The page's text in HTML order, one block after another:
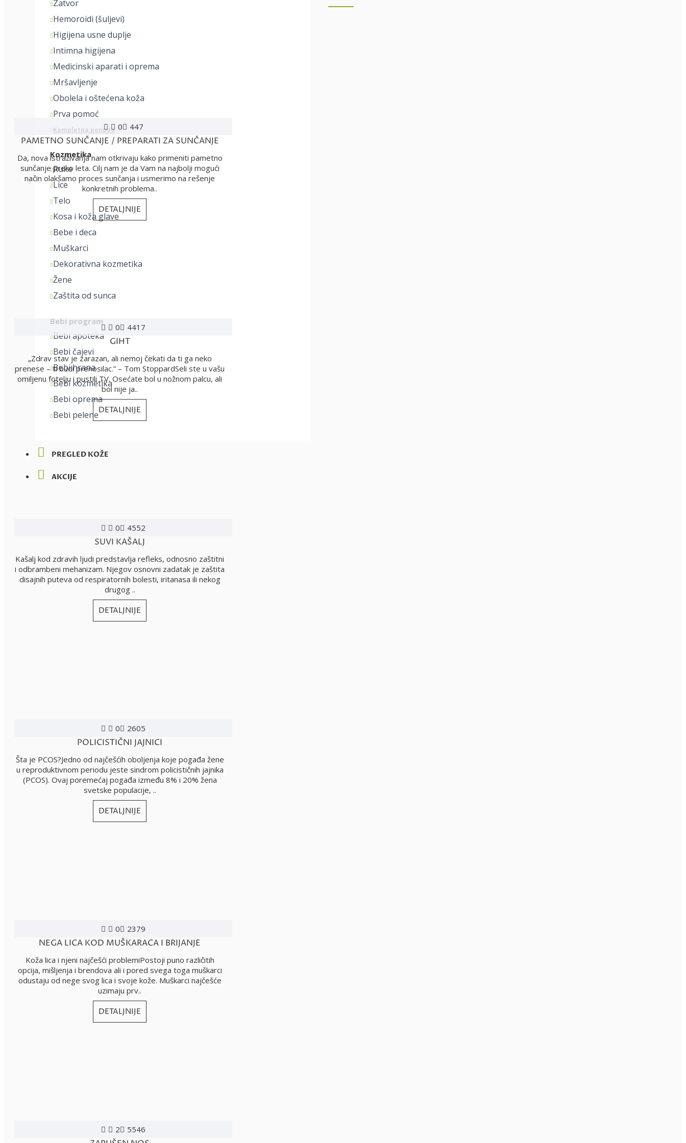
Zatvor
Hemoroidi (šuljevi)
Higijena usne duplje
Intimna higijena
Medicinski aparati i oprema
Mršavljenje
Obolela i oštećena koža
Prva pomoć
Kompletna ponuda
Kozmetika
Ruke
Lice
Telo
Kosa i koža glave
Bebe i deca
Muškarci
Dekorativna kozmetika
Žene
Zaštita od sunca
Bebi program
Bebi apoteka
Bebi čajevi
Bebi hrana
Bebi kozmetika
Bebi oprema
Bebi pelene
PREGLED KOŽE
AKCIJE
0 447
PAMETNO SUNČANJE / PREPARATI ZA SUNČANJE
Da, nova istraživanja nam otkrivaju kako primeniti pametno
sunčanje preko leta. Cilj nam je da Vam na najbolji mogući
način olakšamo proces sunčanja i usmerimo na rešenje
konkretnih problema..
DETALJNIJE
0 4417
GIHT
„Zdrav stav je zarazan, ali nemoj čekati da ti ga neko
prenese – ti budi prenosilac.” – Tom StoppardSeli ste u vašu
omiljenu fotelju i pustili TV. Osećate bol u nožnom palcu, ali
bol nije ja..
DETALJNIJE
0 4552
SUVI KAŠALJ
Kašalj kod zdravih ljudi predstavlja refleks, odnosno zaštitni
i odbrambeni mehanizam. Njegov osnovni zadatak je zaštita
disajnih puteva od respiratornih bolesti, iritanasa ili nekog
drugog ..
DETALJNIJE
0 2605
POLICISTIČNI JAJNICI
Šta je PCOS?Jedno od najčešćih oboljenja koje pogađa žene
u reproduktivnom periodu jeste sindrom policističnih jajnika
(PCOS). Ovaj poremećaj pogađa između 8% i 20% žena
svetske populacije, ..
DETALJNIJE
0 2379
NEGA LICA KOD MUŠKARACA I BRIJANJE
Koža lica i njeni najčešći problemiPostoji puno različitih
opcija, mišljenja i brendova ali i pored svega toga muškarci
odustaju od nege svog lica i svoje kože. Muškarci najčešće
uzimaju prv..
DETALJNIJE
2 5546